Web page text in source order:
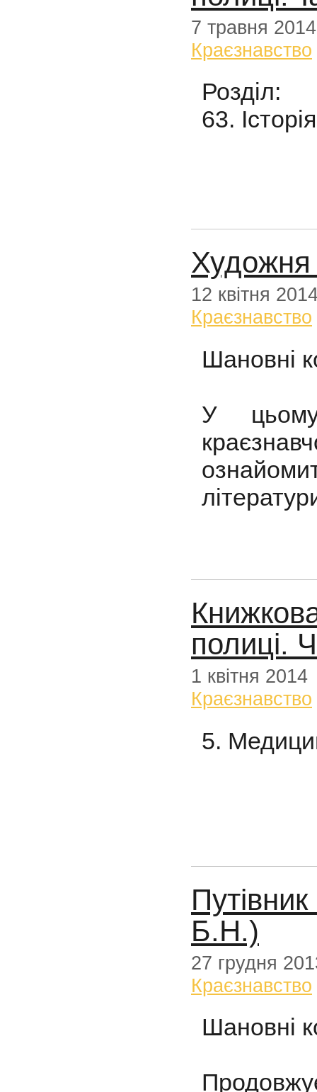
7 травня 2014
Краєзнавство
Розділ:
63.
Художня
12 квітня
Краєзнавство
Шановні
У цьому
полиці.
1 квітня 2014
Краєзнавство
5.
Б.Н.)
27 грудня
Краєзнавство
Шановні